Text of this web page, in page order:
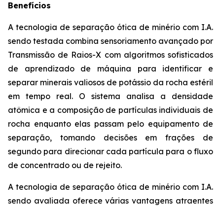
Benefícios
A tecnologia de separação ótica de minério com I.A.
sendo testada combina sensoriamento avançado por
Transmissão de Raios-X com algoritmos sofisticados
de aprendizado de máquina para identificar e
separar minerais valiosos de potássio da rocha estéril
em tempo real. O sistema analisa a densidade
atômica e a composição de partículas individuais de
rocha enquanto elas passam pelo equipamento de
separação, tomando decisões em frações de
segundo para direcionar cada partícula para o fluxo
de concentrado ou de rejeito.
A tecnologia de separação ótica de minério com I.A.
sendo avaliada oferece várias vantagens atraentes